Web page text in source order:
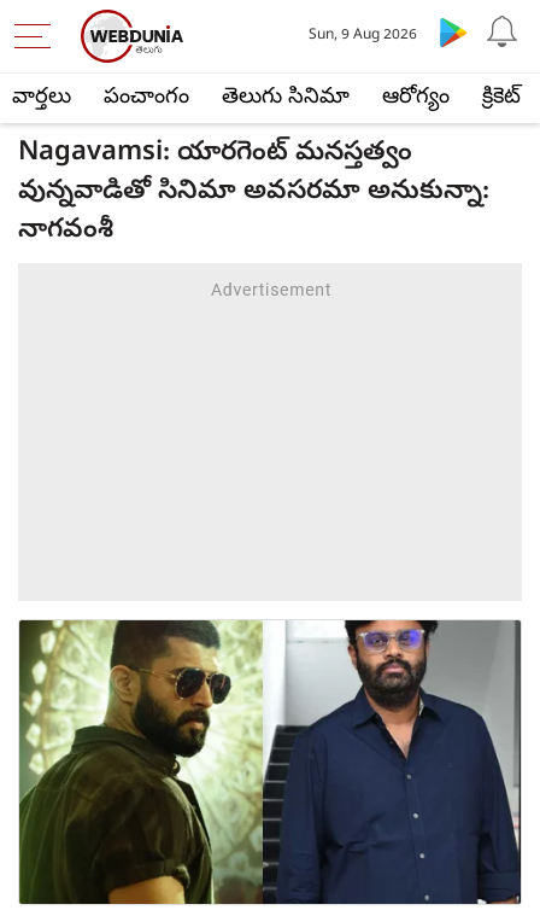
వార్తలు పంచాంగం తెలుగు సినిమా ఆరోగ్యం క్రికెట్
Sun, 9 Aug 2026
Nagavamsi: యారగెంట్ మనస్తత్వం
వున్నవాడితో సినిమా అవసరమా అనుకున్నా:
నాగవంశీ